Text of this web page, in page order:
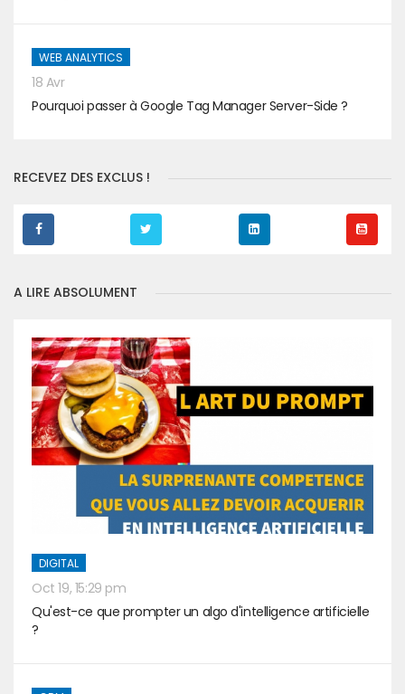
WEB ANALYTICS
18 Avr
Pourquoi passer à Google Tag Manager Server-Side ?
RECEVEZ DES EXCLUS !
A LIRE ABSOLUMENT
DIGITAL
Oct 19, 15:29 pm
Qu'est-ce que prompter un algo d'intelligence artificielle
?